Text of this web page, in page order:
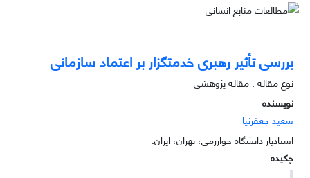
بررسی تأثیر رهبری خدمتگزار بر اعتماد سازمانی
نوع مقاله : مقاله پژوهشی
نویسنده
سعید جعفرنیا
استادیار دانشگاه خوارزمی، تهران، ایران.
چکیده